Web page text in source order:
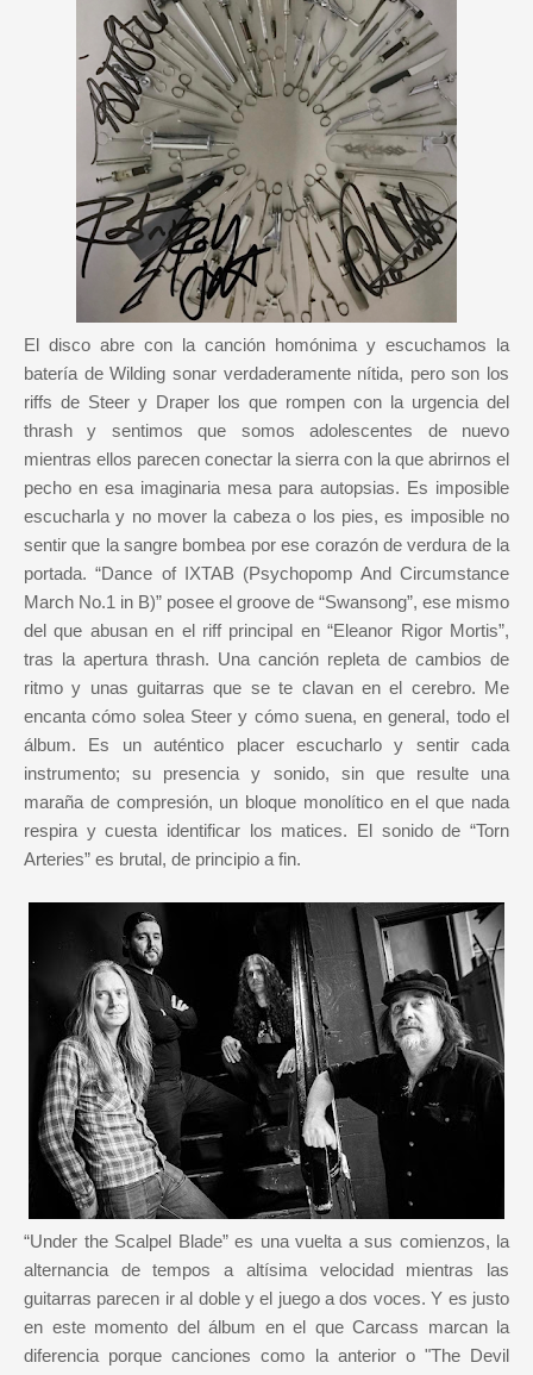
El disco abre con la canción homónima y escuchamos la
batería de Wilding sonar verdaderamente nítida, pero son los
riffs de Steer y Draper los que rompen con la urgencia del
thrash y sentimos que somos adolescentes de nuevo
mientras ellos parecen conectar la sierra con la que abrirnos el
pecho en esa imaginaria mesa para autopsias. Es imposible
escucharla y no mover la cabeza o los pies, es imposible no
sentir que la sangre bombea por ese corazón de verdura de la
portada. “Dance of IXTAB (Psychopomp And Circumstance
March No.1 in B)” posee el groove de “Swansong”, ese mismo
del que abusan en el riff principal en “Eleanor Rigor Mortis”,
tras la apertura thrash. Una canción repleta de cambios de
ritmo y unas guitarras que se te clavan en el cerebro. Me
encanta cómo solea Steer y cómo suena, en general, todo el
álbum. Es un auténtico placer escucharlo y sentir cada
instrumento; su presencia y sonido, sin que resulte una
maraña de compresión, un bloque monolítico en el que nada
respira y cuesta identificar los matices. El sonido de “Torn
Arteries” es brutal, de principio a fin.
“Under the Scalpel Blade” es una vuelta a sus comienzos, la
alternancia de tempos a altísima velocidad mientras las
guitarras parecen ir al doble y el juego a dos voces. Y es justo
en este momento del álbum en el que Carcass marcan la
diferencia porque canciones como la anterior o "The Devil